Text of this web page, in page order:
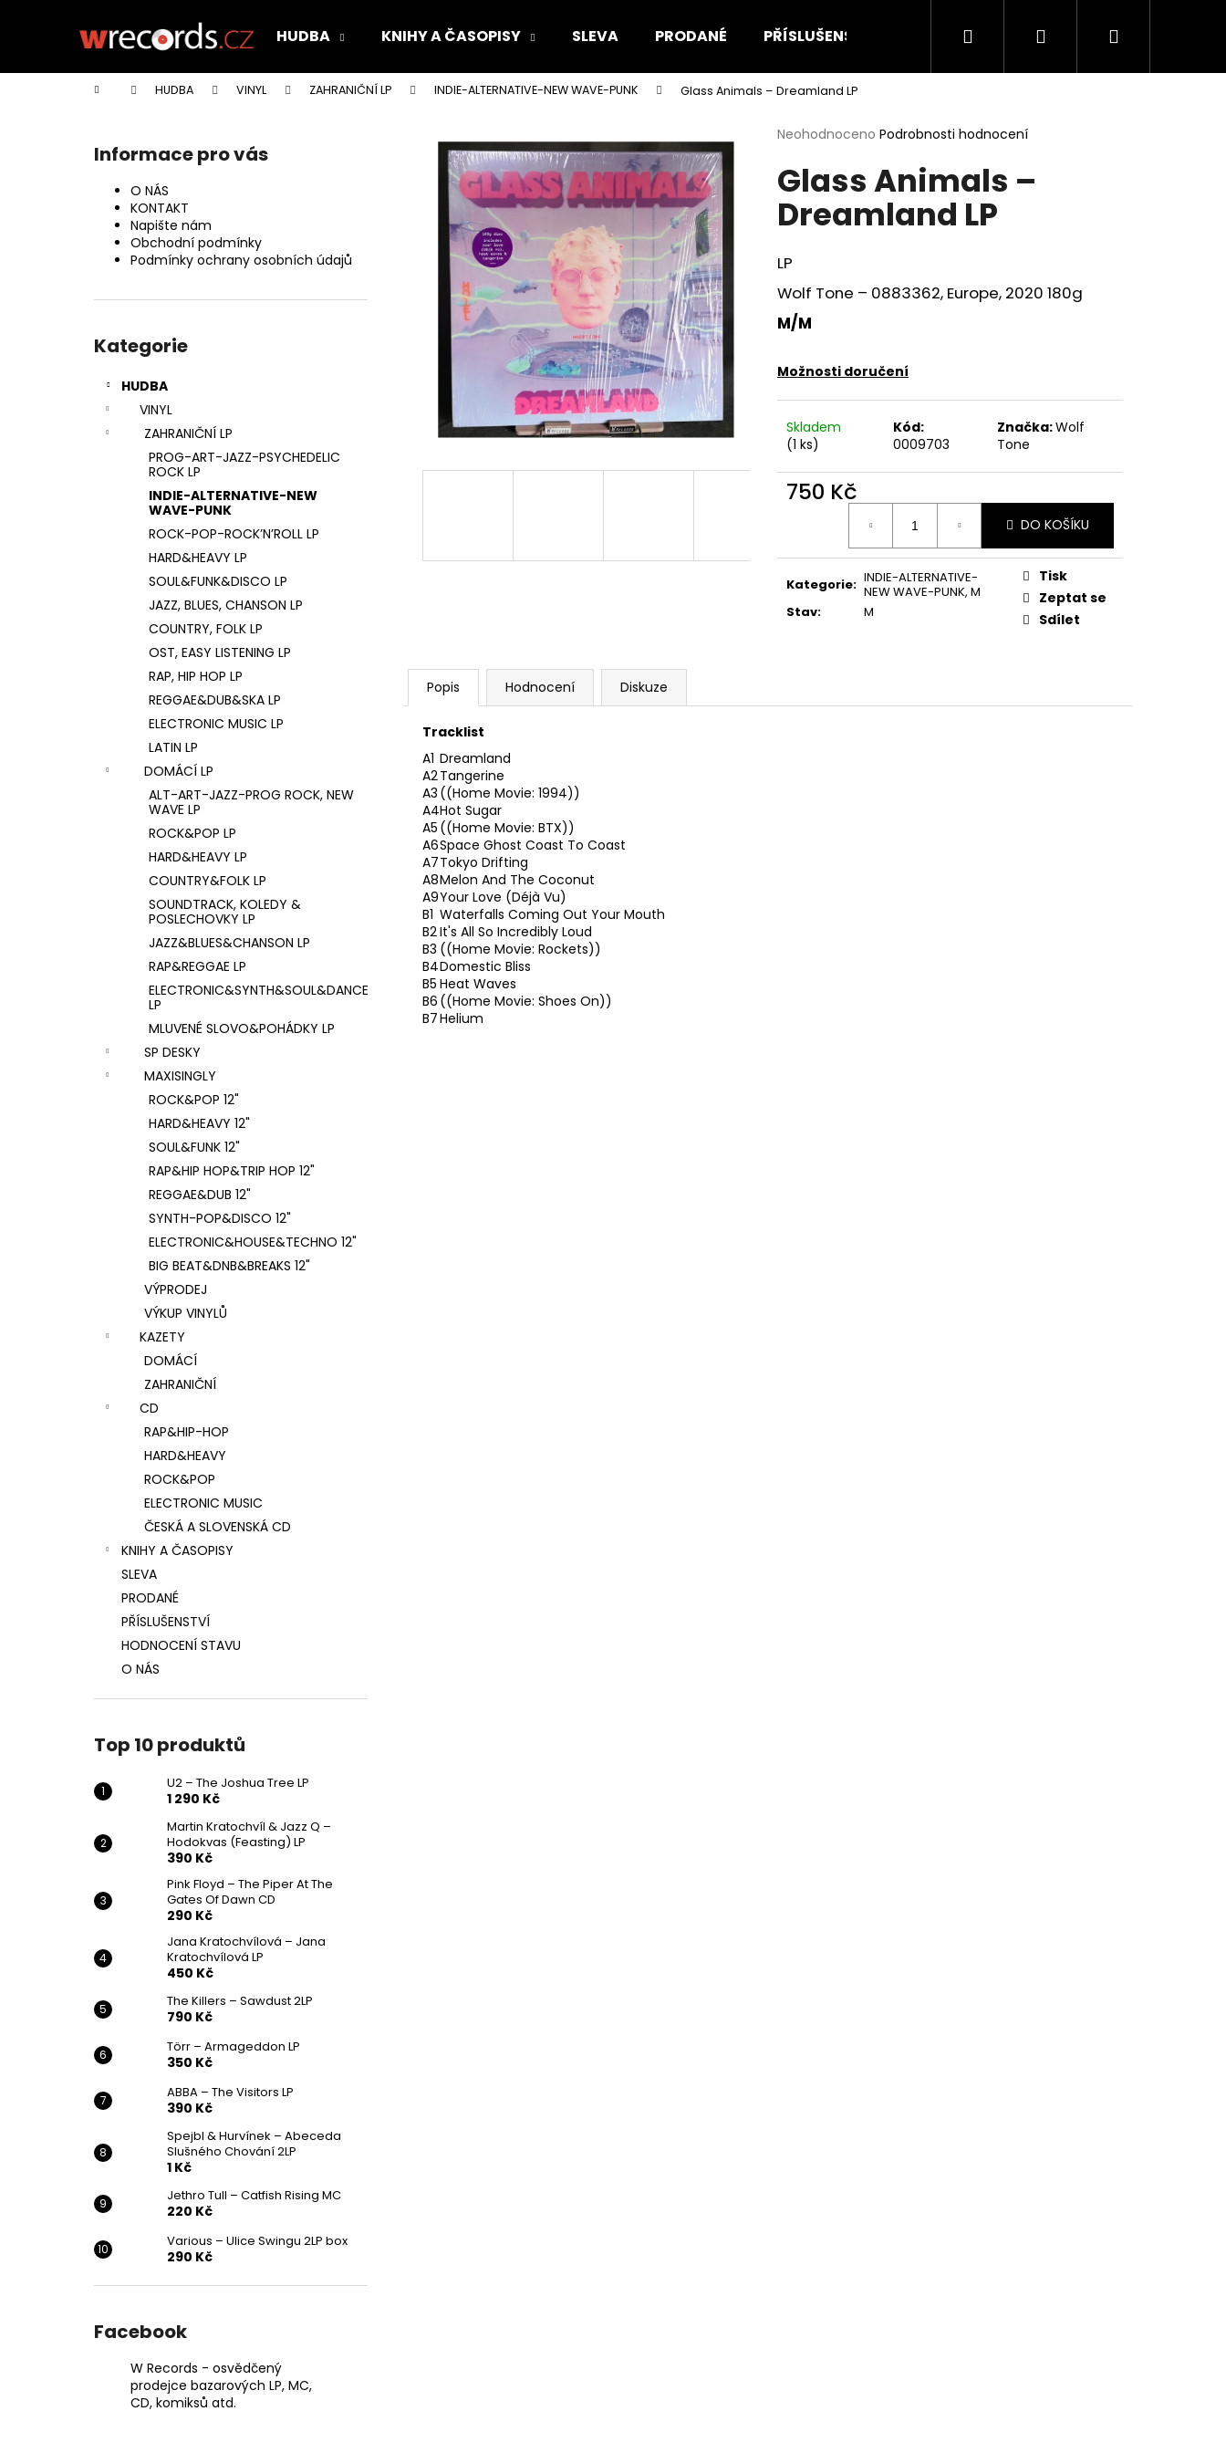
HUDBA KNIHY A ČASOPISY SLEVA PRODANÉ PŘÍSLUŠENSTVÍ HODNOCENÍ STAVU O NÁS
Hledat PřihlášeníNákupní
Domů HUDBA VINYL ZAHRANIČNÍ LP INDIE-ALTERNATIVE-NEW WAVE-PUNK Glass Animals – Dreamland LP
Informace pro vás
O NÁS
KONTAKT
Napište nám
Obchodní podmínky
Podmínky ochrany osobních údajů
kategorie
Kategorie
HUDBA
VINYL
ZAHRANIČNÍ LP
PROG-ART-JAZZ-PSYCHEDELIC
ROCK LP
INDIE-ALTERNATIVE-NEW
WAVE-PUNK
ROCK-POP-ROCK’N’ROLL LP
HARD&HEAVY LP
SOUL&FUNK&DISCO LP
JAZZ, BLUES, CHANSON LP
COUNTRY, FOLK LP
OST, EASY LISTENING LP
RAP, HIP HOP LP
REGGAE&DUB&SKA LP
ELECTRONIC MUSIC LP
LATIN LP
DOMÁCÍ LP
ALT-ART-JAZZ-PROG ROCK, NEW
WAVE LP
ROCK&POP LP
HARD&HEAVY LP
COUNTRY&FOLK LP
SOUNDTRACK, KOLEDY &
POSLECHOVKY LP
JAZZ&BLUES&CHANSON LP
RAP&REGGAE LP
ELECTRONIC&SYNTH&SOUL&DANCE
LP
MLUVENÉ SLOVO&POHÁDKY LP
SP DESKY
MAXISINGLY
ROCK&POP 12"
HARD&HEAVY 12"
SOUL&FUNK 12"
RAP&HIP HOP&TRIP HOP 12"
REGGAE&DUB 12"
SYNTH-POP&DISCO 12"
ELECTRONIC&HOUSE&TECHNO 12"
BIG BEAT&DNB&BREAKS 12"
VÝPRODEJ
VÝKUP VINYLŮ
KAZETY
DOMÁCÍ
ZAHRANIČNÍ
CD
RAP&HIP-HOP
HARD&HEAVY
ROCK&POP
ELECTRONIC MUSIC
ČESKÁ A SLOVENSKÁ CD
KNIHY A ČASOPISY
SLEVA
PRODANÉ
PŘÍSLUŠENSTVÍ
HODNOCENÍ STAVU
O NÁS
Top 10 produktů
U2 – The Joshua Tree LP
1 290 Kč
Martin Kratochvíl & Jazz Q ‎–
Hodokvas (Feasting) LP
390 Kč
Pink Floyd – The Piper At The
Gates Of Dawn CD
290 Kč
Jana Kratochvílová – Jana
Kratochvílová LP
450 Kč
The Killers – Sawdust 2LP
790 Kč
Törr – Armageddon LP
350 Kč
ABBA – The Visitors LP
390 Kč
Spejbl & Hurvínek – Abeceda
Slušného Chování 2LP
1 Kč
Jethro Tull – Catfish Rising MC
220 Kč
Various ‎– Ulice Swingu 2LP box
290 Kč
Facebook
W Records - osvědčený
prodejce bazarových LP, MC,
CD, komiksů atd.
Průměrné
produktu
je
0,0
hvězdiček.
Neohodnoceno Podrobnosti hodnocení
Glass Animals –
Dreamland LP
LP
Wolf Tone – 0883362, Europe, 2020 180g
M/M
Možnosti doručení
Skladem
(1 ks)
Kód:
0009703
Značka:Wolf
Tone
750 Kč
DO KOŠÍKU
Kategorie: INDIE-ALTERNATIVE-
NEW WAVE-PUNK, M
Stav: M
Tisk
Zeptat se
Sdílet
Popis Hodnocení Diskuze
Tracklist
A1 Dreamland
A2Tangerine
A3 ((Home Movie: 1994))
A4Hot Sugar
A5 ((Home Movie: BTX))
A6Space Ghost Coast To Coast
A7Tokyo Drifting
A8Melon And The Coconut
A9Your Love (Déjà Vu)
B1 Waterfalls Coming Out Your Mouth
B2It's All So Incredibly Loud
B3 ((Home Movie: Rockets))
B4Domestic Bliss
B5 Heat Waves
B6 ((Home Movie: Shoes On))
B7Helium
í
Zpět
do
Zpět
do
Co potřebujete najít?
HLEDAT
Doporučujeme
U2 – THE JOSHUA TREE LP
1 290 Kč
MARTIN KRATOCHVÍL & JAZZ Q ‎–
HODOKVAS (FEASTING) LP
PINK FLOYD – THE PIPER AT THE GATES
OF DAWN CD